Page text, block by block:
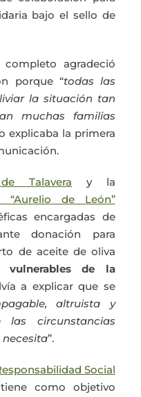
bajo el sello de
agradeció
porque “todas las
la situación tan
muchas familias
explicaba la primera
Talavera y la
“Aurelio de León”
encargadas de
donación para
de aceite de oliva
de la
a explicar que se
altruista y
circunstancias
necesita”.
Social
tiene como objetivo